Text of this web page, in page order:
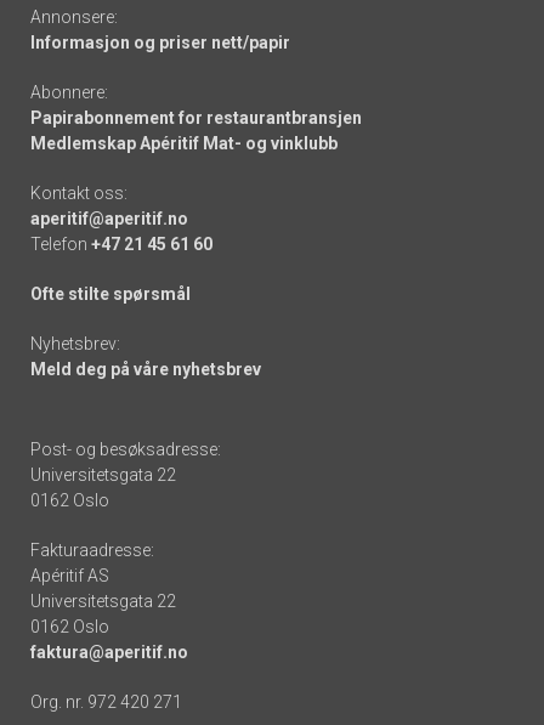
Annonsere:
Informasjon og priser nett/papir
Abonnere:
Papirabonnement for restaurantbransjen
Medlemskap Apéritif Mat- og vinklubb
Kontakt oss:
aperitif@aperitif.no
Telefon +47 21 45 61 60
Ofte stilte spørsmål
Nyhetsbrev:
Meld deg på våre nyhetsbrev
Post- og besøksadresse:
Universitetsgata 22
0162 Oslo
Fakturaadresse:
Apéritif AS
Universitetsgata 22
0162 Oslo
faktura@aperitif.no
Org. nr. 972 420 271